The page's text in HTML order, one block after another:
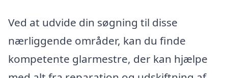
Ved at udvide din søgning til disse
nærliggende områder, kan du finde
kompetente glarmestre, der kan hjælpe